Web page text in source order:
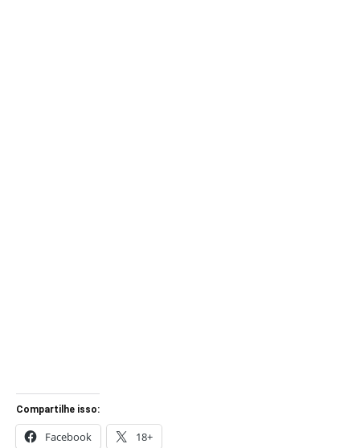
Compartilhe isso:
Facebook 18+